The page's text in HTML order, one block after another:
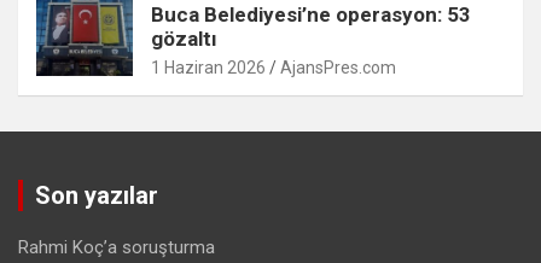
Buca Belediyesi’ne operasyon: 53
gözaltı
1 Haziran 2026 AjansPres.com
Son yazılar
Rahmi Koç’a soruşturma